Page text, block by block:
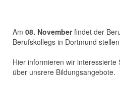
Am 08. Novemberfindet der
Berufskollegs in Dortmund
Hier informieren wir
über unsrere Bildungsangebote.